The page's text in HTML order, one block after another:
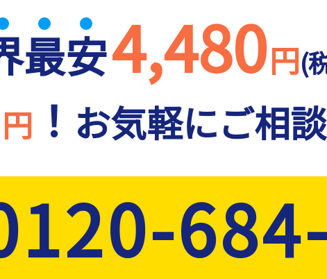
最安4,480円(
円 ！ お気軽にご相